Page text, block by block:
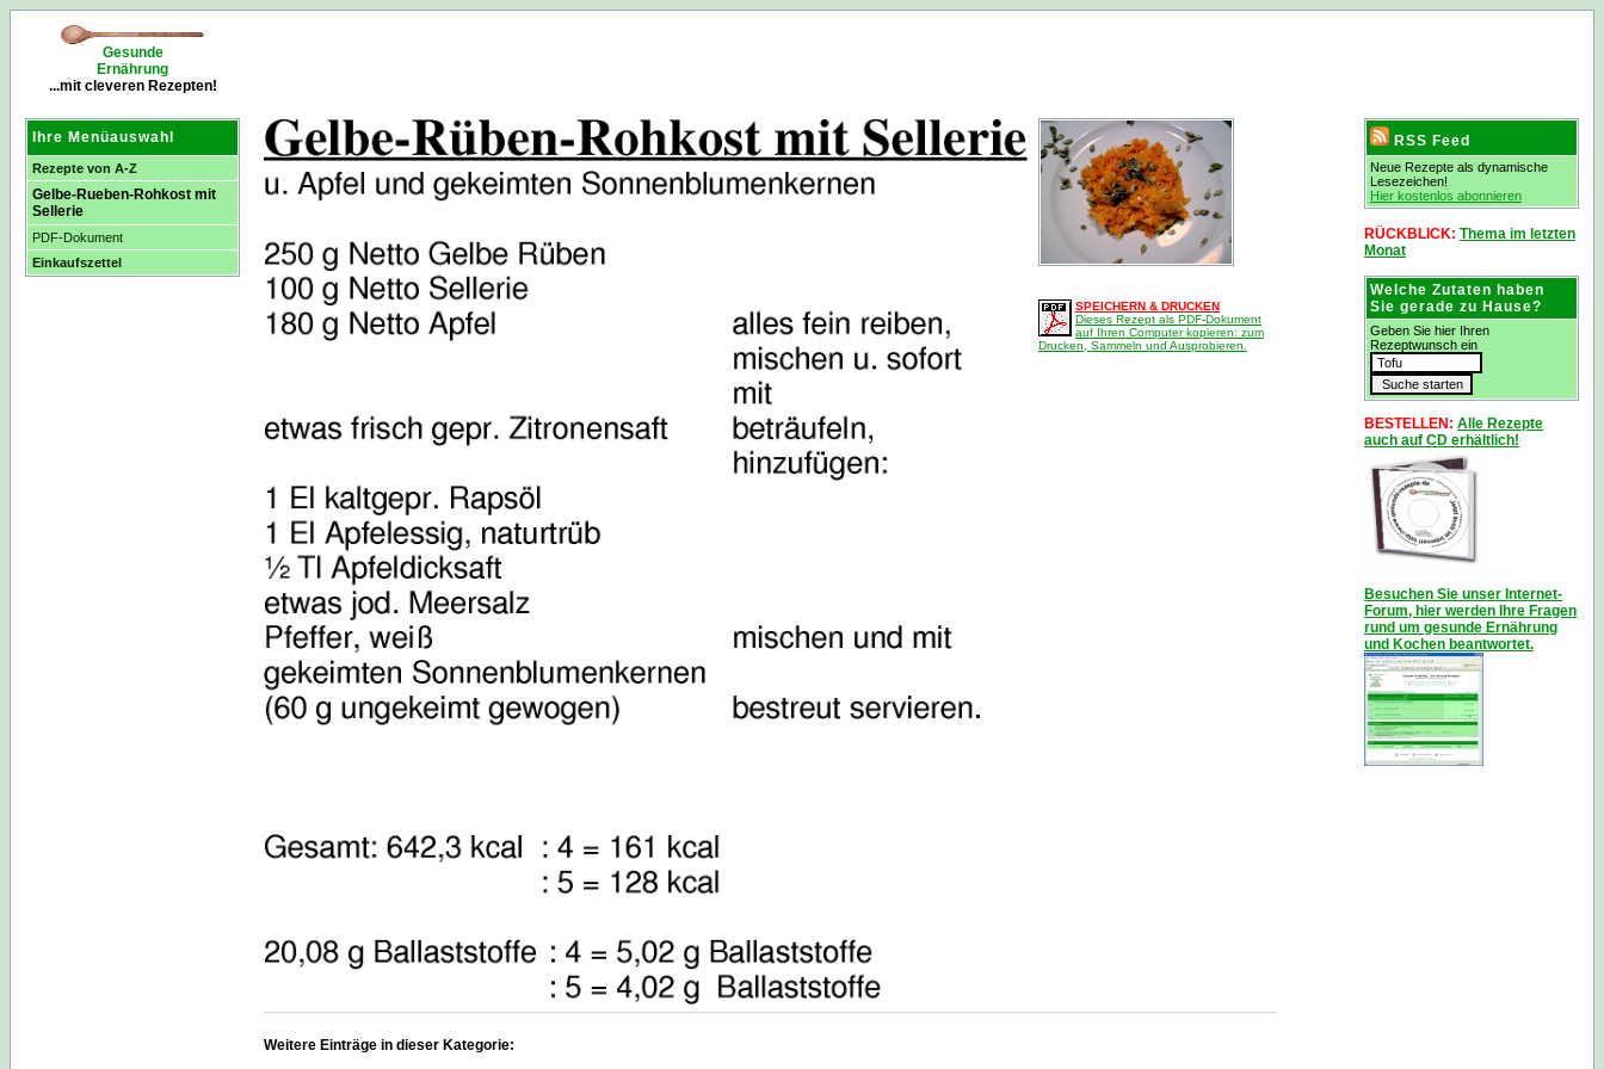
Gesunde
Ernährung
...mit cleveren Rezepten!
Ihre Menüauswahl
Rezepte von A-Z
Gelbe-Rueben-Rohkost mit
Sellerie
PDF-Dokument
Einkaufszettel
SPEICHERN & DRUCKEN
Dieses Rezept als PDF-Dokument
auf Ihren Computer kopieren: zum
Drucken, Sammeln und Ausprobieren.
Weitere Einträge in dieser Kategorie:
RSS Feed
Neue Rezepte als dynamische
Lesezeichen!
Hier kostenlos abonnieren
RÜCKBLICK: Thema im letzten
Monat
Welche Zutaten haben
Sie gerade zu Hause?
Geben Sie hier Ihren
Rezeptwunsch ein
BESTELLEN: Alle Rezepte
auch auf CD erhältlich!
Besuchen Sie unser Internet-
Forum, hier werden Ihre Fragen
rund um gesunde Ernährung
und Kochen beantwortet.